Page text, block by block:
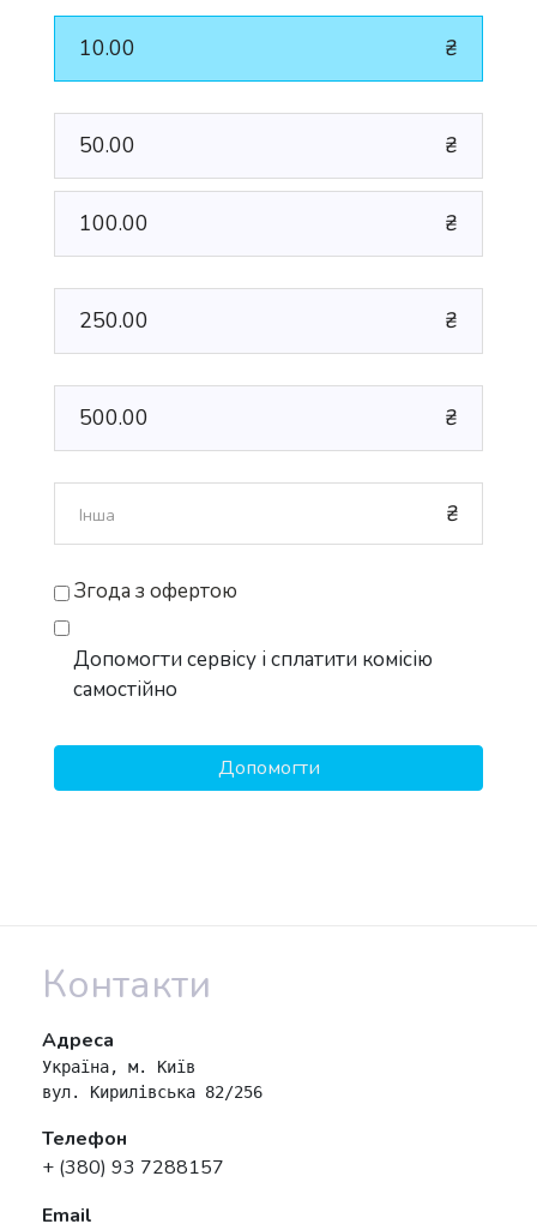
10.00 ₴
50.00 ₴
100.00 ₴
250.00 ₴
500.00 ₴
₴
Згода з офертою
Допомогти сервісу і сплатити комісію
самостійно
Контакти
Адреса
Україна, м. Київ
вул. Кирилівська 82/256
Телефон
+ (380) 93 7288157
Email